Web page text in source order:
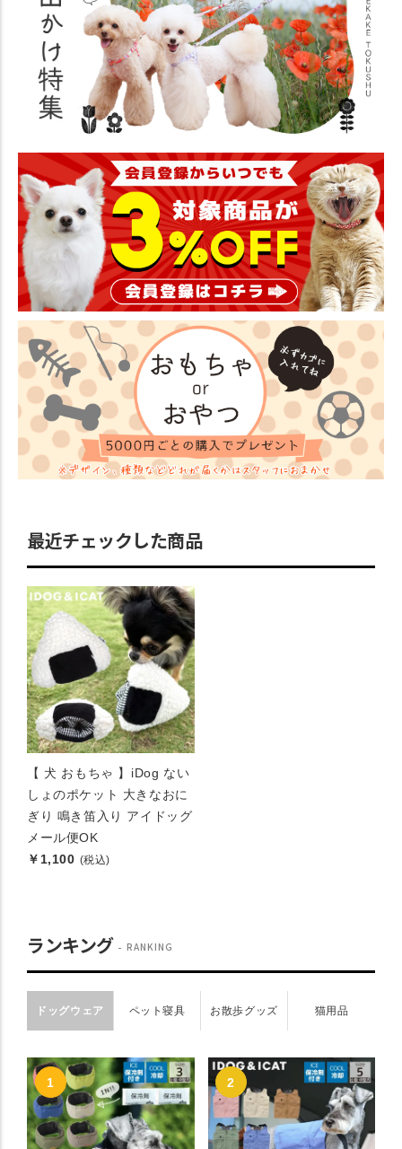
最近チェックした商品
【 犬 おもちゃ 】iDog ない
しょのポケット 大きなおに
ぎり 鳴き笛入り アイドッグ
メール便OK
￥1,100 (税込)
ランキング RANKING
ドッグウェア ペット寝具 お散歩グッズ 猫用品